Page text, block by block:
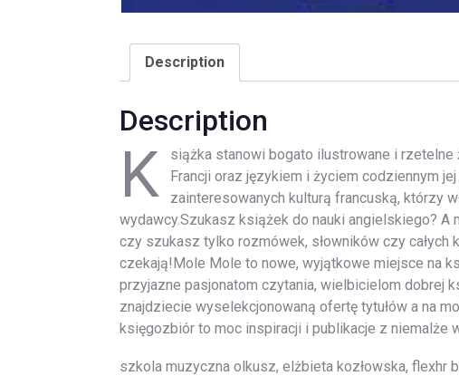
Description
Description
K
siążka stanowi bogato ilustrowane i rzetelne
Francji oraz językiem i życiem codziennym
zainteresowanych kulturą francuską, którzy
wydawcy.Szukasz książek do nauki angielskiego?
czy szukasz tylko rozmówek, słowników czy
czekają!Mole Mole to nowe, wyjątkowe miejsce na
przyjazne pasjonatom czytania, wielbicielom dobrej
znajdziecie wyselekcjonowaną ofertę tytułów a na
księgozbiór to moc inspiracji i publikacje z niemalże
szkola muzyczna olkusz, elżbieta kozłowska,